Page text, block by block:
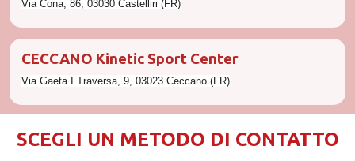
Via Cona, 86, 03030 Castelliri (FR)
CECCANO Kinetic Sport Center
Via Gaeta I Traversa, 9, 03023 Ceccano (FR)
SCEGLI UN METODO DI CONTATTO